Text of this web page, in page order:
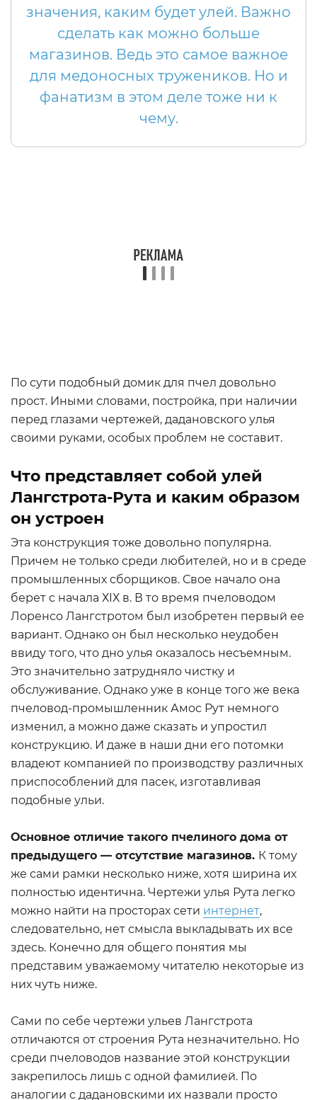
значения, каким будет улей. Важно
сделать как можно больше
магазинов. Ведь это самое важное
для медоносных тружеников. Но и
фанатизм в этом деле тоже ни к
чему.
По сути подобный домик для пчел довольно
прост. Иными словами, постройка, при наличии
перед глазами чертежей, дадановского улья
своими руками, особых проблем не составит.
Что представляет собой улей
Лангстрота-Рута и каким образом
он устроен
Эта конструкция тоже довольно популярна.
Причем не только среди любителей, но и в среде
промышленных сборщиков. Свое начало она
берет с начала ХIХ в. В то время пчеловодом
Лоренсо Лангстротом был изобретен первый ее
вариант. Однако он был несколько неудобен
ввиду того, что дно улья оказалось несъемным.
Это значительно затрудняло чистку и
обслуживание. Однако уже в конце того же века
пчеловод-промышленник Амос Рут немного
изменил, а можно даже сказать и упростил
конструкцию. И даже в наши дни его потомки
владеют компанией по производству различных
приспособлений для пасек, изготавливая
подобные ульи.
Основное отличие такого пчелиного дома от
предыдущего — отсутствие магазинов. К тому
же сами рамки несколько ниже, хотя ширина их
полностью идентична. Чертежи улья Рута легко
можно найти на просторах сети интернет,
следовательно, нет смысла выкладывать их все
здесь. Конечно для общего понятия мы
представим уважаемому читателю некоторые из
них чуть ниже.
Сами по себе чертежи ульев Лангстрота
отличаются от строения Рута незначительно. Но
среди пчеловодов название этой конструкции
закрепилось лишь с одной фамилией. По
аналогии с дадановскими их назвали просто